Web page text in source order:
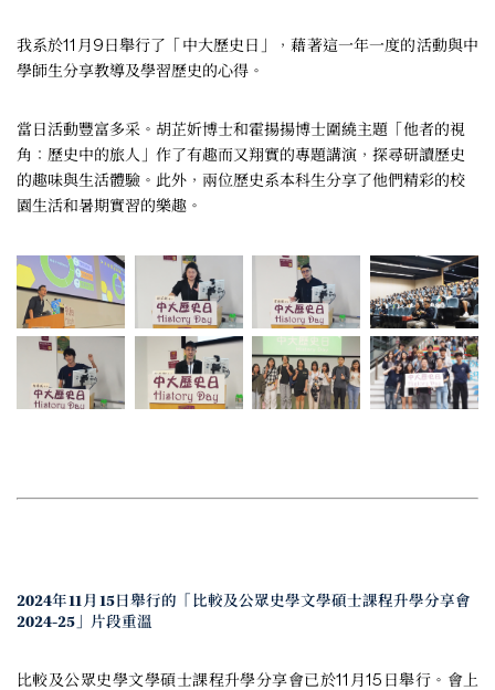
我系於11月9日舉行了「中大歷史日」，藉著這一年一度的活動與中
學師生分享教導及學習歷史的心得。
當日活動豐富多采。胡芷妡博士和霍揚揚博士圍繞主題「他者的視
角：歷史中的旅人」作了有趣而又翔實的專題講演，探尋研讀歷史
的趣味與生活體驗。此外，兩位歷史系本科生分享了他們精彩的校
園生活和暑期實習的樂趣。
2024年11月15日舉行的「比較及公眾史學文學碩士課程升學分享會
2024-25」片段重溫
比較及公眾史學文學碩士課程升學分享會已於11月15日舉行。會上